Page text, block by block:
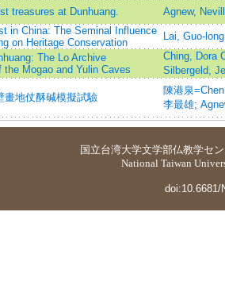
treasures at Dunhuang.
Agnew,
in China: The Seminal Influence
on Heritage Conservation
Lai, Guo-
The Lo Archive
the Mogao and Yulin Caves
Ching, Dora
Silbergeld,
畫地仗酥碱模擬試驗
陳港泉
李最雄;
国立台湾大学文学部仏教学セ
National Taiwan
doi:10.6681/